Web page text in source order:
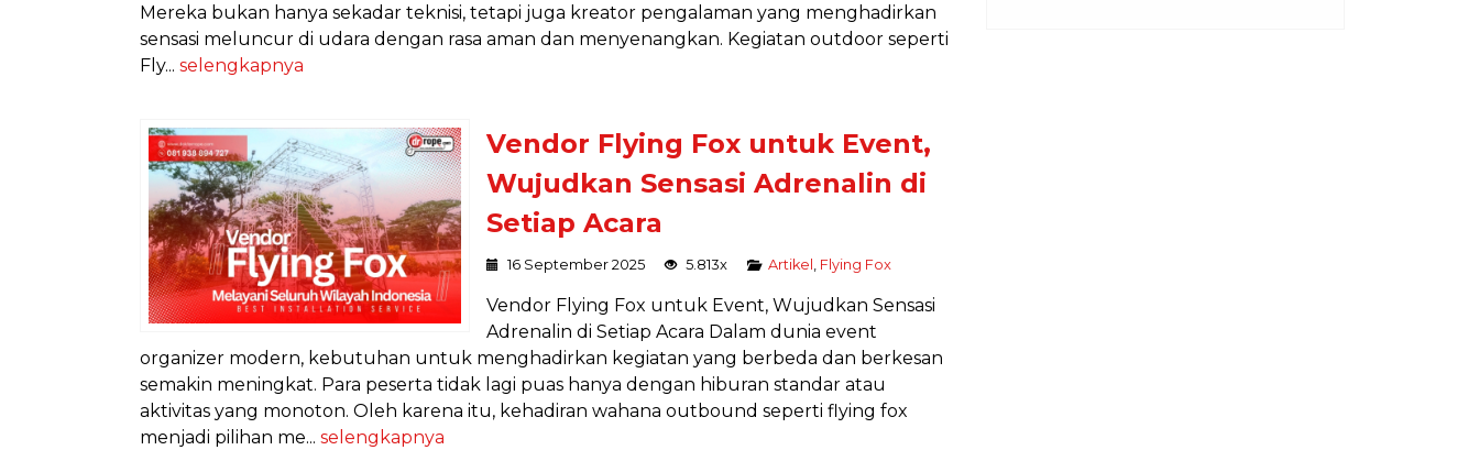
Mereka bukan hanya sekadar teknisi, tetapi juga kreator pengalaman yang menghadirkan
sensasi meluncur di udara dengan rasa aman dan menyenangkan. Kegiatan outdoor seperti
Fly... selengkapnya
Vendor Flying Fox untuk Event,
Wujudkan Sensasi Adrenalin di
Setiap Acara
16 September 2025 5.813x Artikel Flying Fox
Vendor Flying Fox untuk Event, Wujudkan Sensasi
Adrenalin di Setiap Acara Dalam dunia event
organizer modern, kebutuhan untuk menghadirkan kegiatan yang berbeda dan berkesan
semakin meningkat. Para peserta tidak lagi puas hanya dengan hiburan standar atau
aktivitas yang monoton. Oleh karena itu, kehadiran wahana outbound seperti flying fox
menjadi pilihan me... selengkapnya